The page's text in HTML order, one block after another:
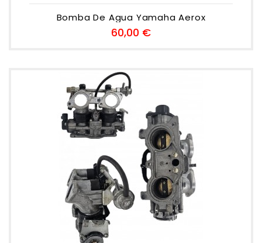
Bomba De Agua Yamaha Aerox
60,00 €Preu